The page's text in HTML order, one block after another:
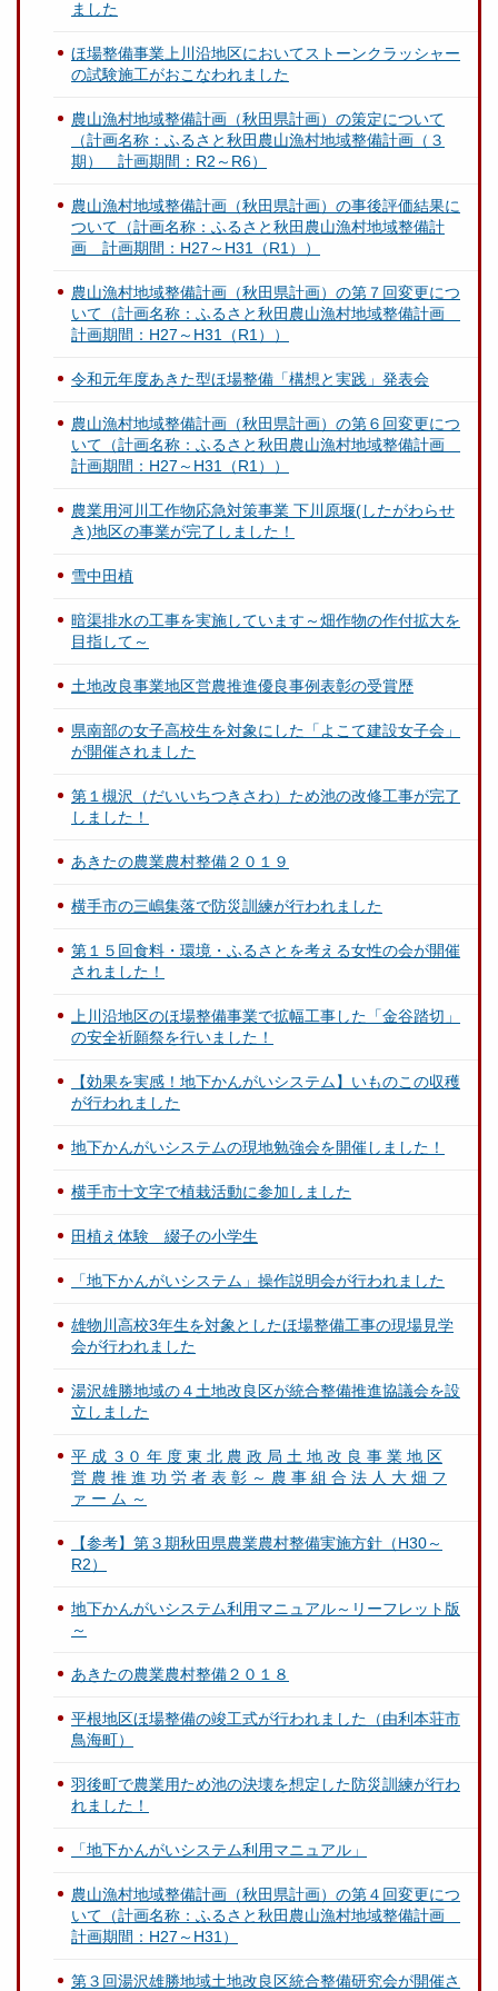
ました
ほ場整備事業上川沿地区においてストーンクラッシャー
の試験施工がおこなわれました
農山漁村地域整備計画（秋田県計画）の策定について
（計画名称：ふるさと秋田農山漁村地域整備計画（３
期） 計画期間：R2～R6）
農山漁村地域整備計画（秋田県計画）の事後評価結果に
ついて（計画名称：ふるさと秋田農山漁村地域整備計
画 計画期間：H27～H31（R1））
農山漁村地域整備計画（秋田県計画）の第７回変更につ
いて（計画名称：ふるさと秋田農山漁村地域整備計画
計画期間：H27～H31（R1））
令和元年度あきた型ほ場整備「構想と実践」発表会
農山漁村地域整備計画（秋田県計画）の第６回変更につ
いて（計画名称：ふるさと秋田農山漁村地域整備計画
計画期間：H27～H31（R1））
農業用河川工作物応急対策事業 下川原堰(したがわらせ
き)地区の事業が完了しました！
雪中田植
暗渠排水の工事を実施しています～畑作物の作付拡大を
目指して～
土地改良事業地区営農推進優良事例表彰の受賞歴
県南部の女子高校生を対象にした「よこて建設女子会」
が開催されました
第１槻沢（だいいちつきさわ）ため池の改修工事が完了
しました！
あきたの農業農村整備２０１９
横手市の三嶋集落で防災訓練が行われました
第１５回食料・環境・ふるさとを考える女性の会が開催
されました！
上川沿地区のほ場整備事業で拡幅工事した「金谷踏切」
の安全祈願祭を行いました！
【効果を実感！地下かんがいシステム】いものこの収穫
が行われました
地下かんがいシステムの現地勉強会を開催しました！
横手市十文字で植栽活動に参加しました
田植え体験 綴子の小学生
「地下かんがいシステム」操作説明会が行われました
雄物川高校3年生を対象としたほ場整備工事の現場見学
会が行われました
湯沢雄勝地域の４土地改良区が統合整備推進協議会を設
立しました
平 成 ３０ 年 度 東 北 農 政 局 土 地 改 良 事 業 地 区
営 農 推 進 功 労 者 表 彰 ～ 農 事 組 合 法 人 大 畑 フ
ァ ー ム ～
【参考】第３期秋田県農業農村整備実施方針（H30～
R2）
地下かんがいシステム利用マニュアル～リーフレット版
～
あきたの農業農村整備２０１８
平根地区ほ場整備の竣工式が行われました（由利本荘市
鳥海町）
羽後町で農業用ため池の決壊を想定した防災訓練が行わ
れました！
「地下かんがいシステム利用マニュアル」
農山漁村地域整備計画（秋田県計画）の第４回変更につ
いて（計画名称：ふるさと秋田農山漁村地域整備計画
計画期間：H27～H31）
第３回湯沢雄勝地域土地改良区統合整備研究会が開催さ